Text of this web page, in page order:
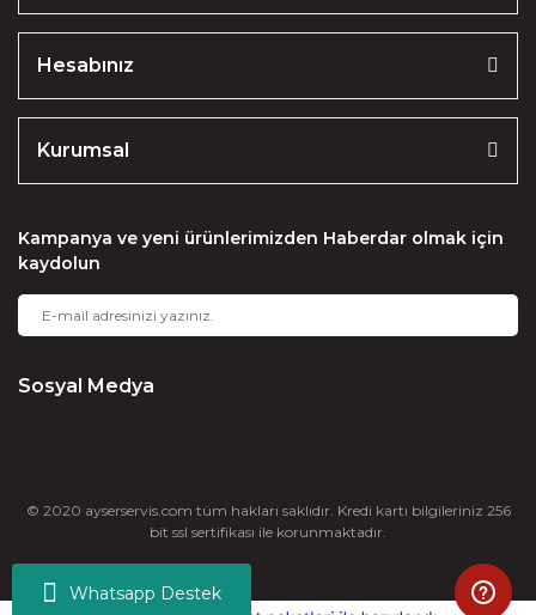
Whatsapp Destek
Hesabınız
Kurumsal
Kampanya ve yeni ürünlerimizden Haberdar olmak için
kaydolun
Sosyal Medya
© 2020 ayserservis.com tüm hakları saklıdır. Kredi kartı bilgileriniz 256
bit ssl sertifikası ile korunmaktadır.